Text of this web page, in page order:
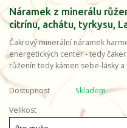
Náramek z minerálu
citrínu, achátu, tyrkysu,
Čakrový minerální náramek
energetických center - tedy
růženín tedy kámen sebe-lásky
Dostupnost
Skladem
Velikost